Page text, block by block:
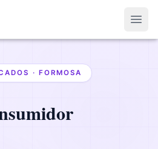
· FORMOSA